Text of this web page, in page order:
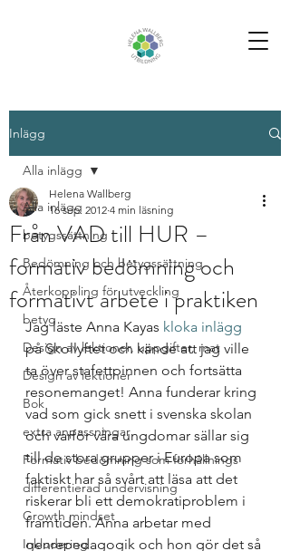
Inlägg
Alla inlägg
betygssättning
Bedömning och betygssättning
Återkoppling för utveckling
betyg
Design av lektioner, uppgifter, mat
Design av lektioner
Bok
extra anpassningar
Formativ bedömning som förhållnings
differentierad undervisning
Growth mindset
Inkludering
Alla inlägg
Från VAD till HUR –
formativ bedömning och
formativt arbete i praktiken
Helena Wallberg
16 sep. 2012 4 min läsning
Jag läste Anna Kayas kloka inlägg
på Skollyftet och kände att jag ville
ta över stafettpinnen och fortsätta
resonemanget! Anna funderar kring
vad som gick snett i svenska skolan
och varför våra ungdomar sällar sig
till de stora grupper i Europa som
faktiskt har så svårt att läsa att det
riskerar bli ett demokratiproblem i
framtiden. Anna arbetar med
genrepedagogik och hon gör det så